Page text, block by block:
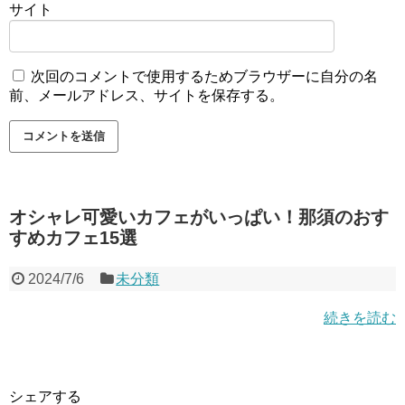
サイト
次回のコメントで使用するためブラウザーに自分の名
前、メールアドレス、サイトを保存する。
オシャレ可愛いカフェがいっぱい！那須のおす
すめカフェ15選
2024/7/6 未分類
続きを読む
シェアする